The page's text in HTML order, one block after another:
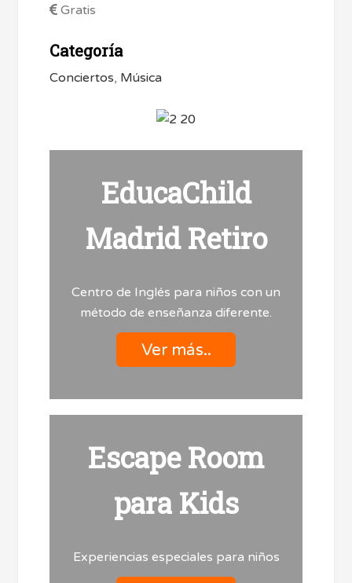
Gratis
Categoría
Conciertos, Música
EducaChild
Madrid Retiro
Centro de Inglés para niños con un
método de enseñanza diferente.
Ver más..
Escape Room
para Kids
Experiencias especiales para niños